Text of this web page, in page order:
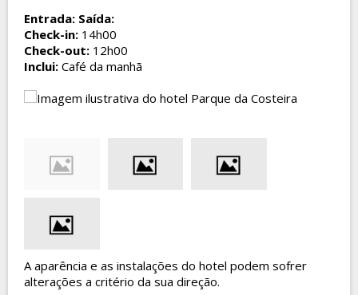
Entrada: Saída:
Check-in: 14h00
Check-out: 12h00
Inclui: Café da manhã
A aparência e as instalações do hotel podem sofrer
alterações a critério da sua direção.